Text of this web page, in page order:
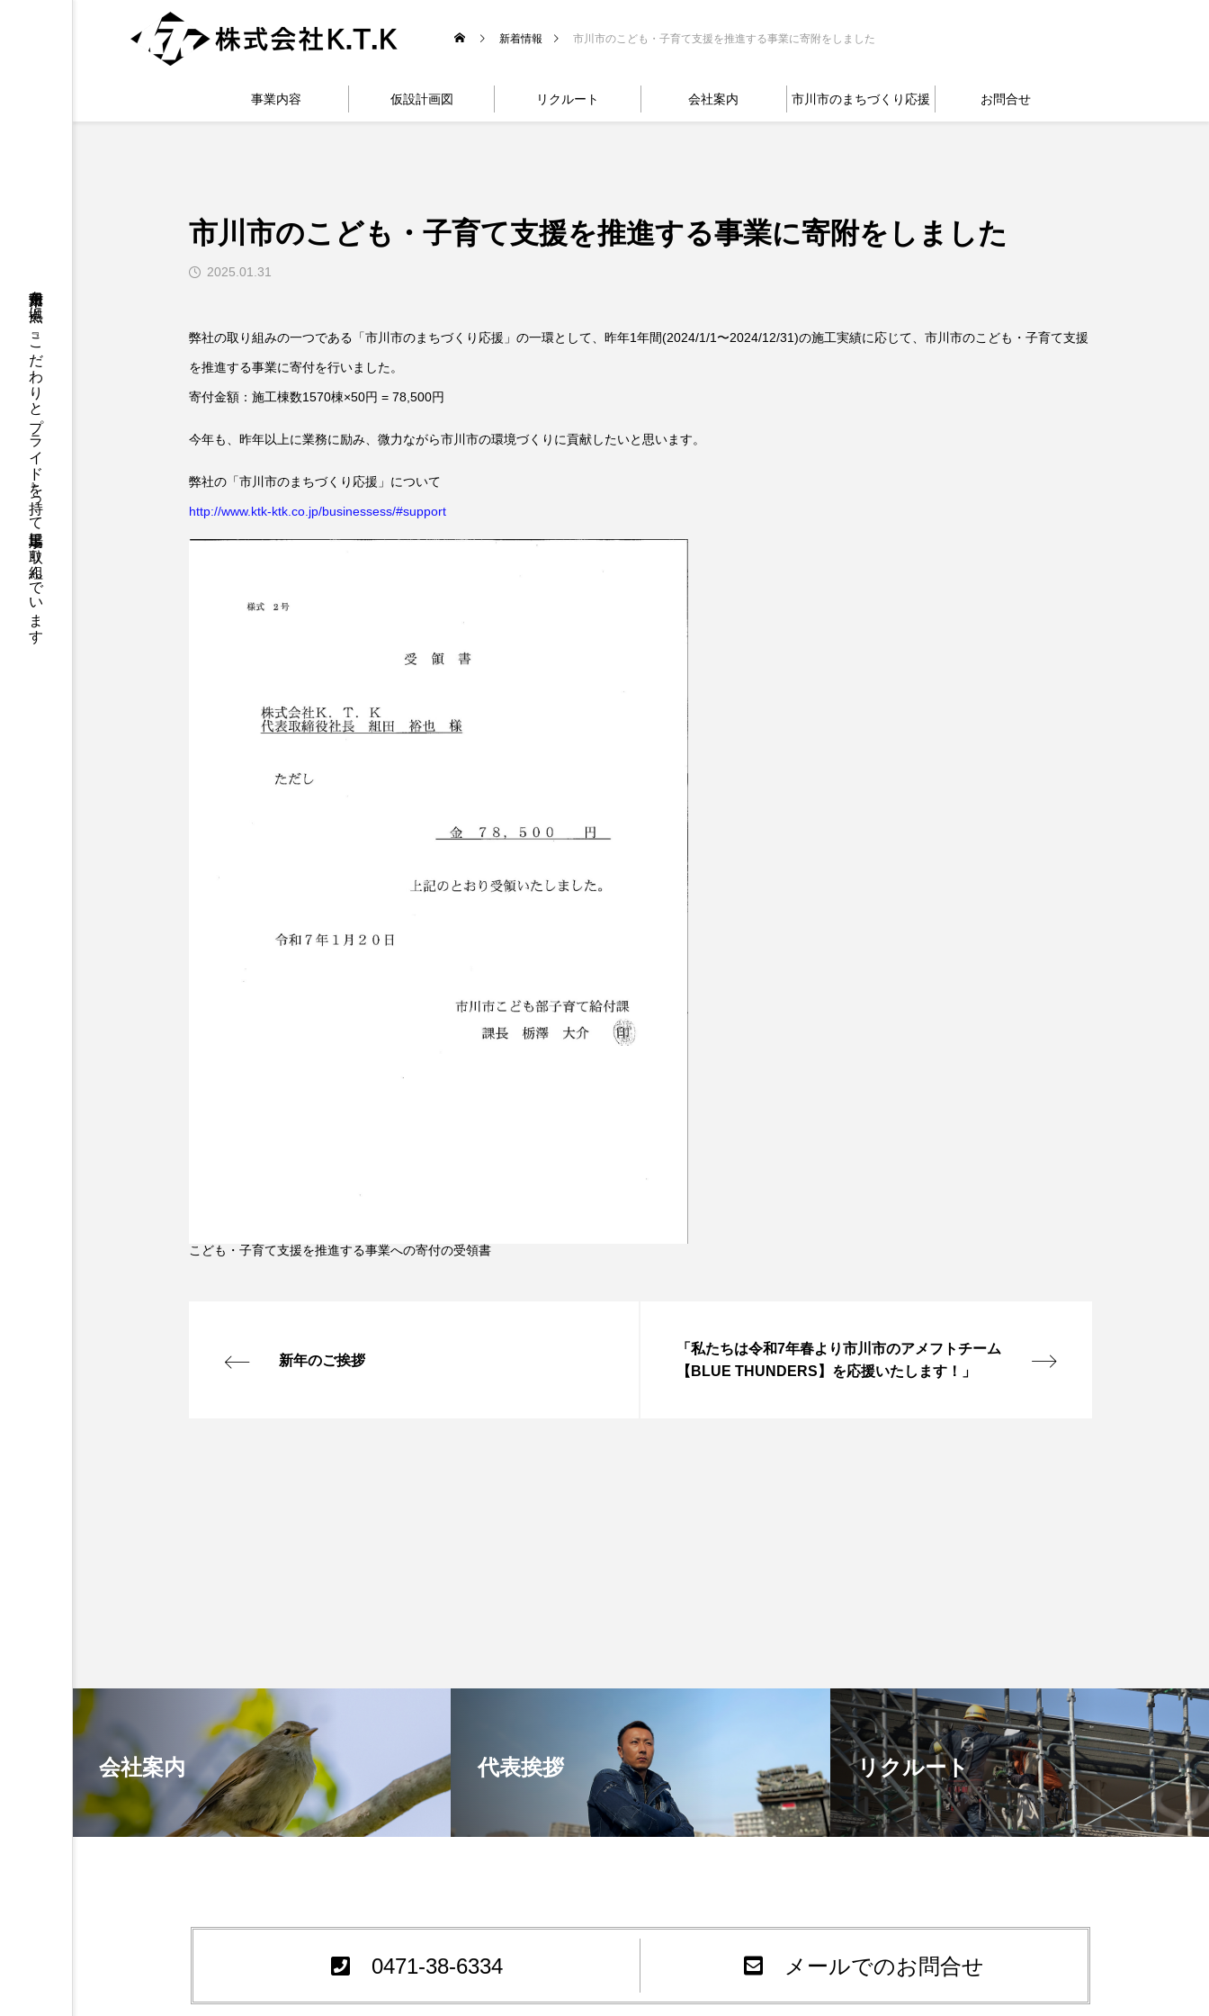
千葉県市川市を拠点に、『こだわりとプライド』を持って足場工事に取り組んでいます
新着情報 市川市のこども・子育て支援を推進する事業に寄附をしました
事業内容 仮設計画図 リクルート 会社案内 市川市のまちづくり応援 お問合せ
市川市のこども・子育て支援を推進する事業に寄附をしました
2025.01.31
弊社の取り組みの一つである「市川市のまちづくり応援」の一環として、昨年1年間(2024/1/1〜2024/12/31)の施工実績に応じて、市川市のこども・子育て支援
を推進する事業に寄付を行いました。
寄付金額：施工棟数1570棟×50円 = 78,500円
今年も、昨年以上に業務に励み、微力ながら市川市の環境づくりに貢献したいと思います。
弊社の「市川市のまちづくり応援」について
http://www.ktk-ktk.co.jp/businessess/#support
こども・子育て支援を推進する事業への寄付の受領書
新年のご挨拶
「私たちは令和7年春より市川市のアメフトチーム
【BLUE THUNDERS】を応援いたします！」
会社案内 代表挨拶 リクルート
0471-38-6334 メールでのお問合せ